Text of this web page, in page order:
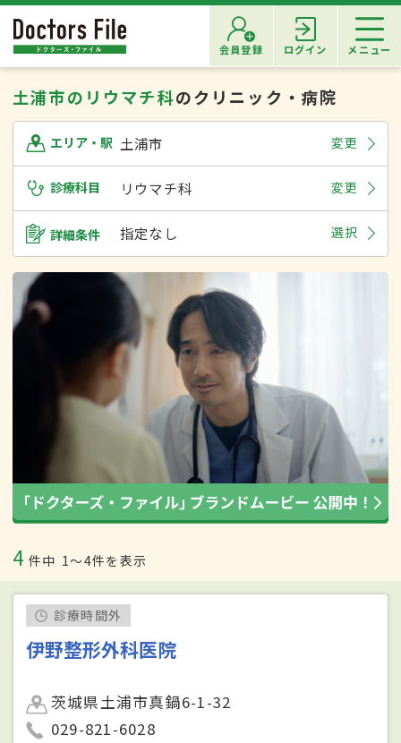
会員登録 ログイン メニュー
土浦市のリウマチ科のクリニック・病院
エリア・駅 土浦市 変更
診療科目 リウマチ科 変更
詳細条件 指定なし 選択
4 件中 1〜4件を表示
診療時間外
伊野整形外科医院
茨城県土浦市真鍋6-1-32
029-821-6028